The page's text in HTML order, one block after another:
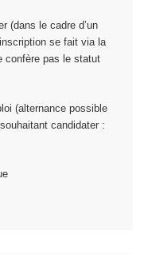
(dans le cadre d’un
se fait via la
confère pas le statut
(alternance possible
candidater :